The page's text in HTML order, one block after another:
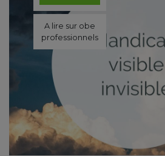
A lire sur obe
professionnels